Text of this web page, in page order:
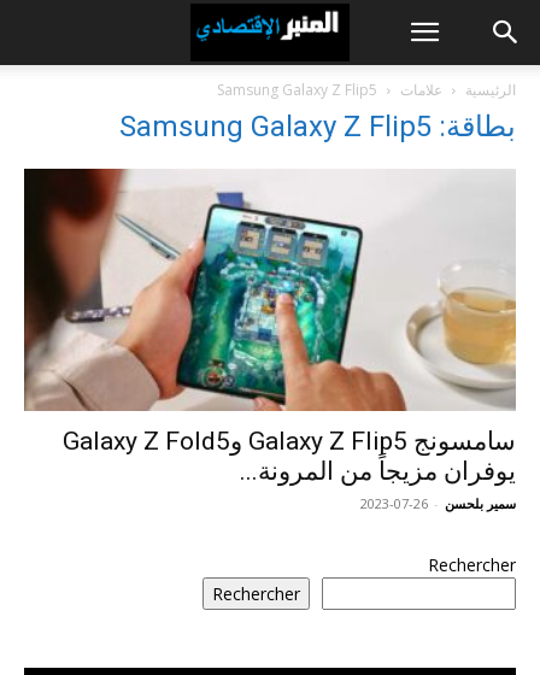
الرئيسية علامات Samsung Galaxy Z Flip5
بطاقة: Samsung Galaxy Z Flip5
سامسونج Galaxy Z Flip5 وGalaxy Z Fold5
يوفران مزيجاً من المرونة...
سمير بلحسن -
2023-07-26
Rechercher
Rechercher